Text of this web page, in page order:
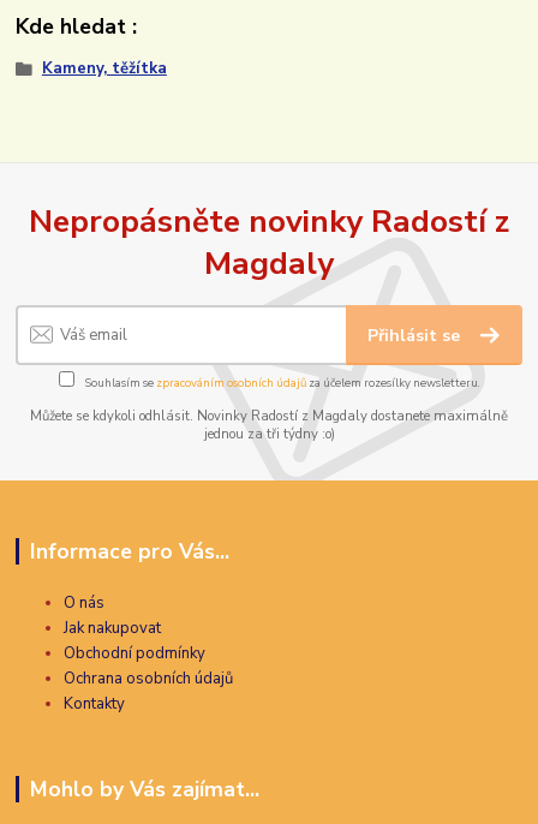
Kde hledat :
Kameny, těžítka
Nepropásněte novinky Radostí z
Magdaly
Přihlásit se
Souhlasím se zpracováním osobních údajůza účelem rozesílky newsletteru.
Můžete se kdykoli odhlásit. Novinky Radostí z Magdaly dostanete maximálně
jednou za tři týdny :o)
Informace pro Vás...
O nás
Jak nakupovat
Obchodní podmínky
Ochrana osobních údajů
Kontakty
Mohlo by Vás zajímat...